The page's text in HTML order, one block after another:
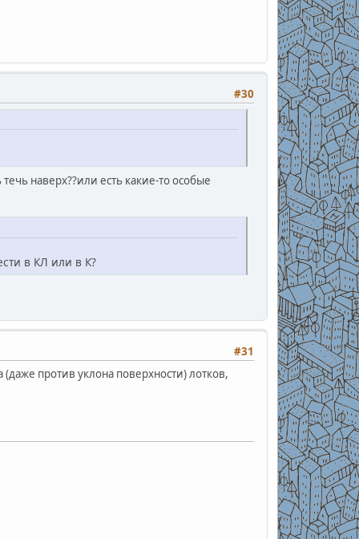
#30
наверх??или есть какие-то особые
в КЛ или в К?
#31
против уклона поверхности) лотков,